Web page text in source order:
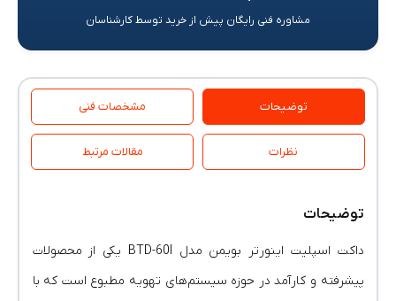
مشاوره فنی رایگان پیش از خرید توسط کارشناسان
توضیحات مشخصات فنی
نظرات مقالات مرتبط
توضیحات
داکت اسپلیت اینورتر بویمن مدل BTD-60I یکی از محصولات
پیشرفته و کارآمد در حوزه سیستم‌های تهویه مطبوع است که با